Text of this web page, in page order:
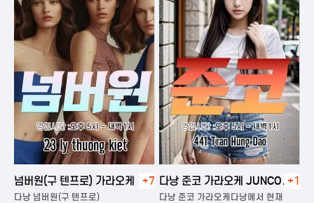
넘버원(구 텐프로) 가라오케 +7
다낭 넘버원(구 텐프로)
다낭 준코 가라오케 JUNCO
KARAOKE
+1
다낭 준코 가라오케다낭에서 현재